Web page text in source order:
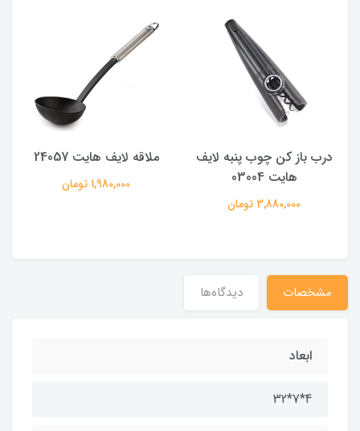
درب باز کن چوب پنبه لایف
هایت 03004
3,880,000 تومان
ملاقه لایف هایت 24057
1,980,000 تومان
مشخصات دیدگاه‌ها
ابعاد
4*7*32